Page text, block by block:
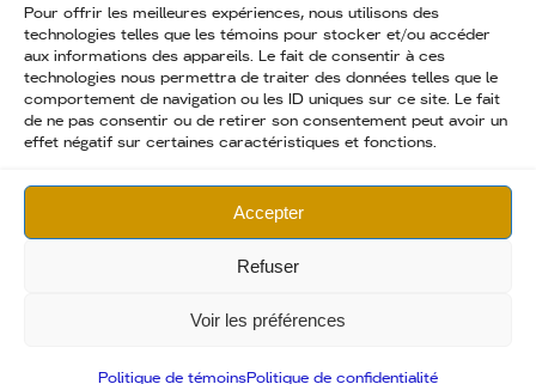
Pour offrir les meilleures expériences, nous utilisons des
technologies telles que les témoins pour stocker et/ou accéder
aux informations des appareils. Le fait de consentir à ces
technologies nous permettra de traiter des données telles que le
comportement de navigation ou les ID uniques sur ce site. Le fait
de ne pas consentir ou de retirer son consentement peut avoir un
effet négatif sur certaines caractéristiques et fonctions.
Accepter
Refuser
Voir les préférences
Politique de témoinsPolitique de confidentialité
© Groupe Héritage 2026. Tous droits réservés. Conception
web / Hekka Design Multimédia
RBQ : 5741-7479-01